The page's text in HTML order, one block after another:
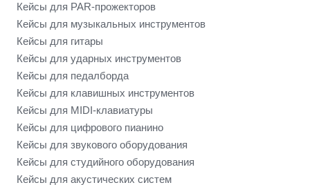
Кейсы для PAR-прожекторов
Кейсы для музыкальных инструментов
Кейсы для гитары
Кейсы для ударных инструментов
Кейсы для педалборда
Кейсы для клавишных инструментов
Кейсы для MIDI-клавиатуры
Кейсы для цифрового пианино
Кейсы для звукового оборудования
Кейсы для студийного оборудования
Кейсы для акустических систем